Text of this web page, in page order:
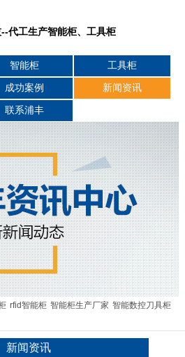
代工生产智能柜、工具柜
智能柜 工具柜
成功案例 新闻资讯
联系浦丰
rfid智能柜 智能柜生产厂家 智能数控刀具柜
新闻资讯